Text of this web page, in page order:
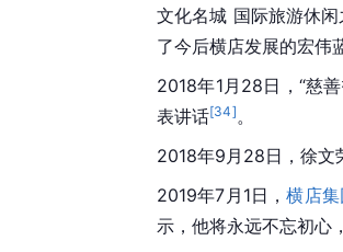
文化名城 国际旅游休
了今后横店发展的宏伟
2018年1月28日，“慈
表讲话[34] 。
2018年9月28日，徐文
2019年7月1日，横店
示，他将永远不忘初心